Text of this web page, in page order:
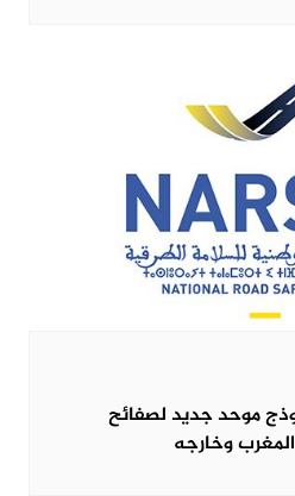
موحد جديد لصفائح
وخارجه